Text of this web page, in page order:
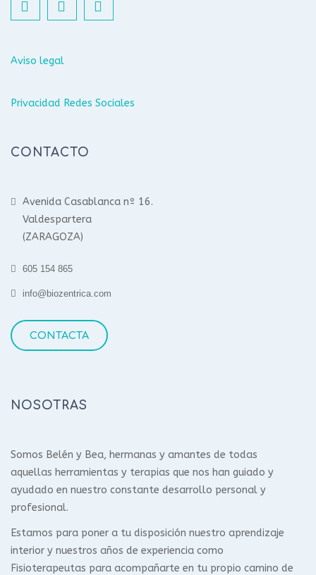
Aviso legal
Privacidad Redes Sociales
CONTACTO
Avenida Casablanca nº 16.
Valdespartera
(ZARAGOZA)
605 154 865
info@biozentrica.com
CONTACTA
NOSOTRAS
Somos Belén y Bea, hermanas y amantes de todas
aquellas herramientas y terapias que nos han guiado y
ayudado en nuestro constante desarrollo personal y
profesional.
Estamos para poner a tu disposición nuestro aprendizaje
interior y nuestros años de experiencia como
Fisioterapeutas para acompañarte en tu propio camino de